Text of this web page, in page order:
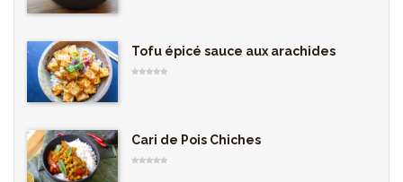
Tofu épicé sauce aux arachides
Cari de Pois Chiches